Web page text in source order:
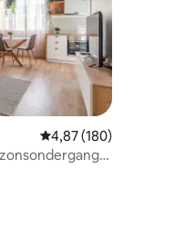
Gemiddelde
4,87 (180)